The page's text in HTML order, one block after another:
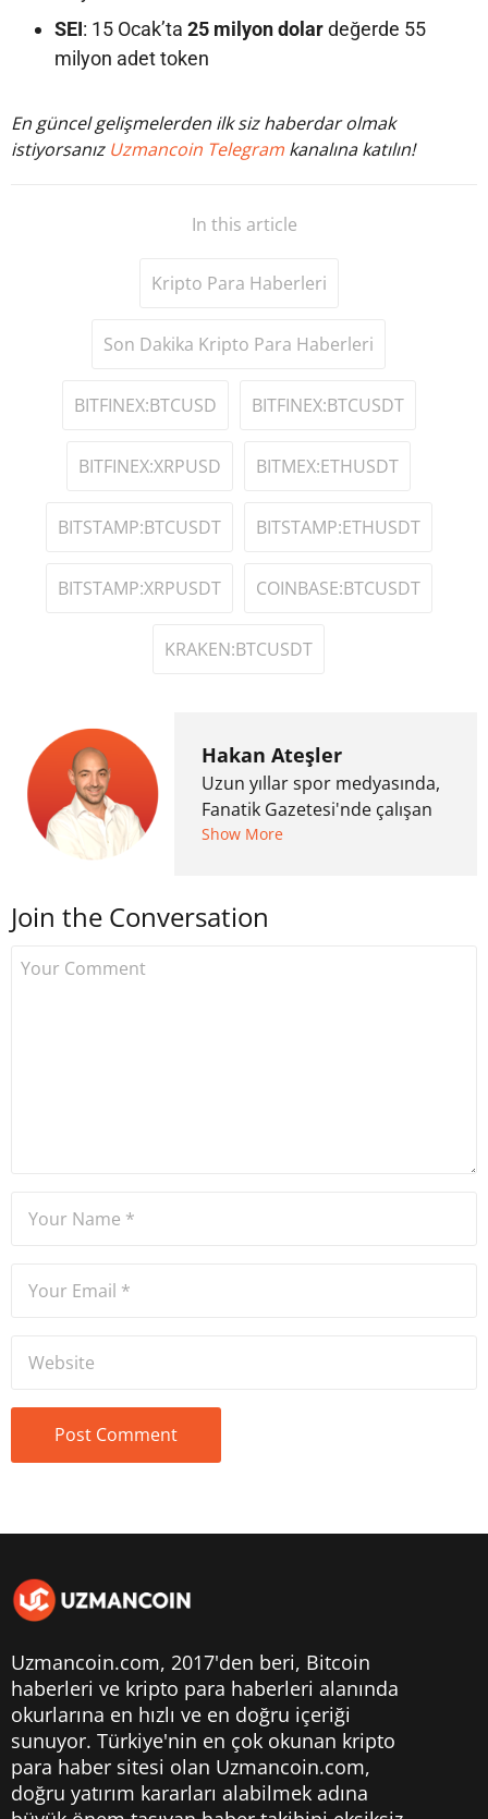
SEI: 15 Ocak’ta 25 milyon dolardeğerde 55
milyon adet token
En güncel gelişmelerden ilk siz haberdar olmak
istiyorsanız Uzmancoin Telegram kanalına katılın!
In this article
Kripto Para Haberleri
Son Dakika Kripto Para Haberleri
BITFINEX:BTCUSD BITFINEX:BTCUSDT
BITFINEX:XRPUSD BITMEX:ETHUSDT
BITSTAMP:BTCUSDT BITSTAMP:ETHUSDT
BITSTAMP:XRPUSDT COINBASE:BTCUSDT
KRAKEN:BTCUSDT
Hakan Ateşler
Uzun yıllar spor medyasında,
Fanatik Gazetesi'nde çalışan
Hakan Ateşler, 2020 yılında
Uzmancoin bünyesinde
Show More
Join the Conversation
Uzmancoin.com, 2017'den beri, Bitcoin
haberleri ve kripto para haberleri alanında
okurlarına en hızlı ve en doğru içeriği
sunuyor. Türkiye'nin en çok okunan kripto
para haber sitesi olan Uzmancoin.com,
doğru yatırım kararları alabilmek adına